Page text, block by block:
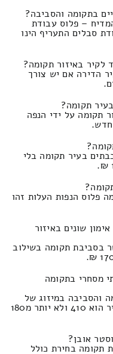
בתקומה והסביבה?
– פלוס עבודת
סבלים התעריף הינו
באיזור תקומה?
הדירה אם יש צורך
תקומה?
תקומה על ידי הנפה
בעיר תקומה בלי
פלוס הנפות העלות זהו
שונים באיזור
בסביבת תקומה בשילוב
מסחרי בתקומה
והסביבה במיזוג של
להתקין העברה של מייבש כביסה המחיר הוא 410 ולא יותר מ180
אובן?
תקומה בחירת כולל